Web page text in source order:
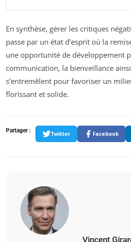
En synthèse, gérer les critiques
passe par un état d’esprit où la
une opportunité de développement
communication, la bienveillance
s’entremêlent pour favoriser un
florissant et solide.
Partager : Twitter Facebook
Vincent